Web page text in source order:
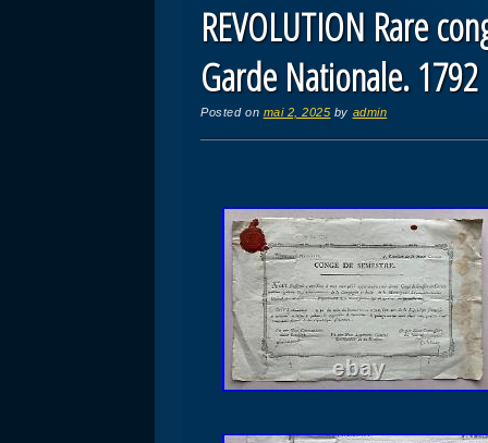
REVOLUTION Rare
Garde Nationale. 1792
Posted on mai 2, 2025 by admin